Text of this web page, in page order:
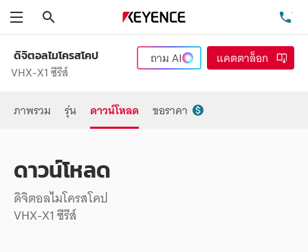
ดิจิตอลไมโครสโคป
VHX-X1 ซีรีส์
ถามAI แคตตาล็อก
ภาพรวม รุ่น ดาวน์โหลด ขอราคา
ดาวน์โหลด
ดิจิตอลไมโครสโคป
VHX-X1 ซีรีส์